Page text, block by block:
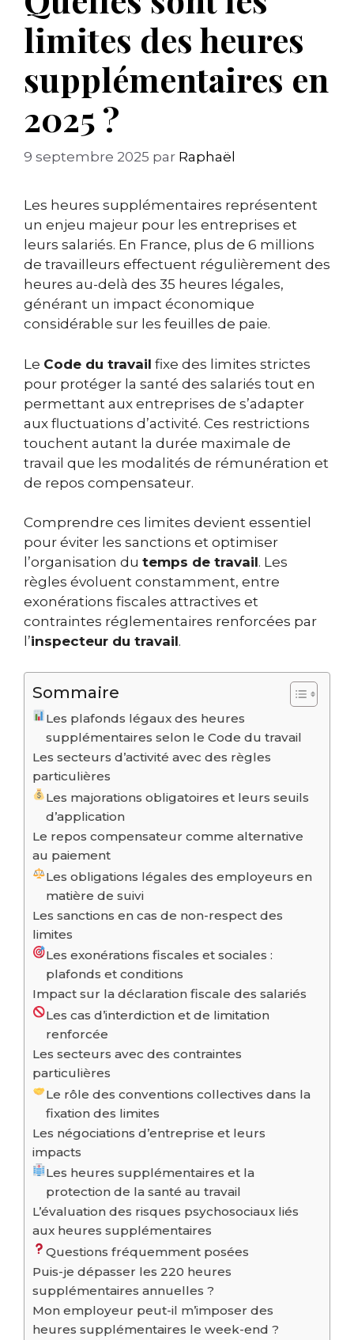
limites des heures
supplémentaires en
2025 ?
9 septembre 2025 par Raphaël
Les heures supplémentaires représentent
un enjeu majeur pour les entreprises et
leurs salariés. En France, plus de 6 millions
de travailleurs effectuent régulièrement des
heures au-delà des 35 heures légales,
générant un impact économique
considérable sur les feuilles de paie.
Le Code du travail fixe des limites strictes
pour protéger la santé des salariés tout en
permettant aux entreprises de s’adapter
aux fluctuations d’activité. Ces restrictions
touchent autant la durée maximale de
travail que les modalités de rémunération et
de repos compensateur.
Comprendre ces limites devient essentiel
pour éviter les sanctions et optimiser
l’organisation du temps de travail. Les
règles évoluent constamment, entre
exonérations fiscales attractives et
contraintes réglementaires renforcées par
l’inspecteur du travail.
Sommaire
Les plafonds légaux des heures
supplémentaires selon le Code du travail
Les secteurs d’activité avec des règles
particulières
Les majorations obligatoires et leurs seuils
d’application
Le repos compensateur comme alternative
au paiement
Les obligations légales des employeurs en
matière de suivi
Les sanctions en cas de non-respect des
limites
Les exonérations fiscales et sociales :
plafonds et conditions
Impact sur la déclaration fiscale des salariés
Les cas d’interdiction et de limitation
renforcée
Les secteurs avec des contraintes
particulières
Le rôle des conventions collectives dans la
fixation des limites
Les négociations d’entreprise et leurs
impacts
Les heures supplémentaires et la
protection de la santé au travail
L’évaluation des risques psychosociaux liés
aux heures supplémentaires
Questions fréquemment posées
Puis-je dépasser les 220 heures
supplémentaires annuelles ?
Mon employeur peut-il m’imposer des
heures supplémentaires le week-end ?